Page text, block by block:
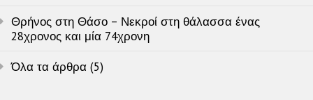
Θρήνος στη Θάσο – Νεκροί στη θάλασσα ένας
28χρονος και μία 74χρονη
Όλα τα άρθρα (5)